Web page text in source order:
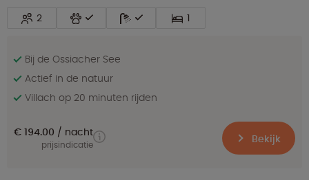
2 1
Bij de Ossiacher See
Actief in de natuur
Villach op 20 minuten rijden
€ 194.00 nacht
prijsindicatie Bekijk